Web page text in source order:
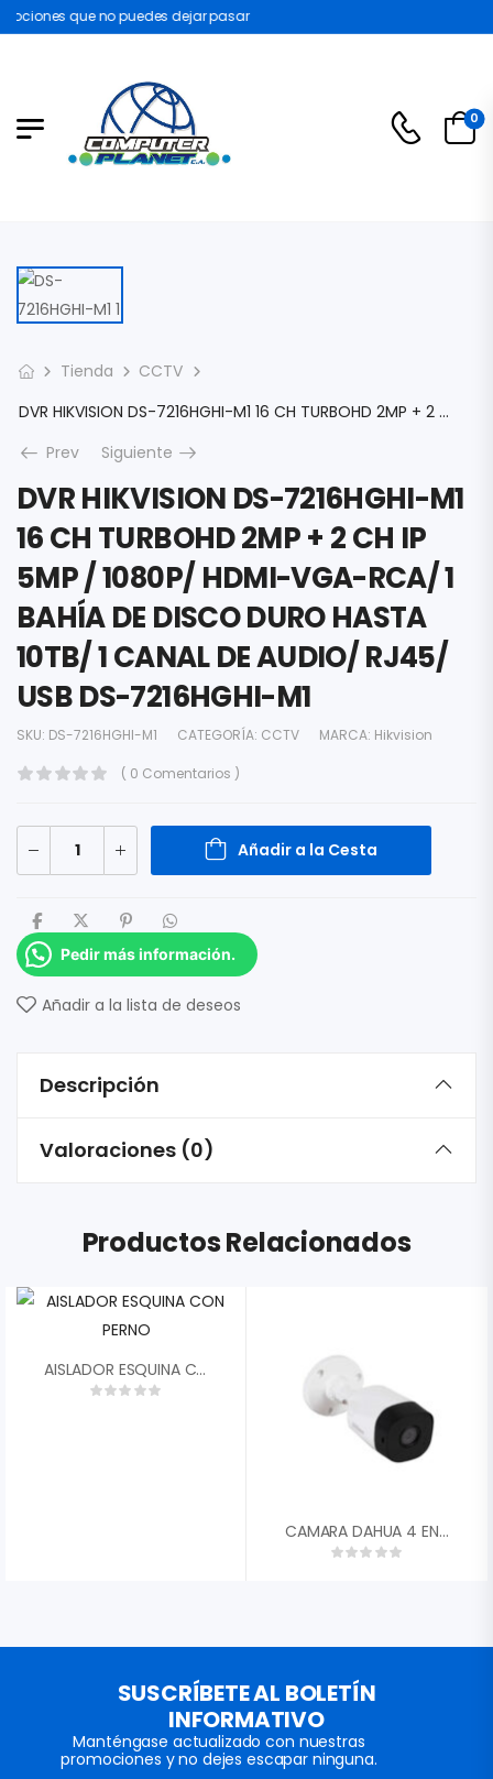
que no puedes dejar pasar
0
Tienda
CCTV
DVR HIKVISION DS-7216HGHI-M1 16 CH TURBOHD 2MP + 2 CH IP 5MP / 1080P/ HDMI-VGA-RCA/ 1 BAHÍA DE DISCO DURO HASTA 10TB/ 1 CANAL DE AUDIO/ RJ45/ USB DS-7216HGHI-M1
Prev
Siguiente
DVR HIKVISION DS-7216HGHI-M1
16 CH TURBOHD 2MP + 2 CH IP
5MP / 1080P/ HDMI-VGA-RCA/ 1
BAHÍA DE DISCO DURO HASTA
10TB/ 1 CANAL DE AUDIO/ RJ45/
USB DS-7216HGHI-M1
SKU: DS-7216HGHI-M1 CATEGORÍA: CCTV MARCA: Hikvision
( 0 Comentarios )
Añadir a la Cesta
Pedir más información.
Añadir a la lista de deseos
Descripción
Valoraciones (0)
Productos Relacionados
AISLADOR ESQUINA CON PERNO
CAMARA DAHUA 4 EN 1 1/2,7 CMOS 5MP 20FPS TIPO BALA METALICA 2,8MM FOV 93░ DWDR IR 20M IP6 DH-HAC-B2A51N-0280B-S2″
SUSCRÍBETE AL BOLETÍN
INFORMATIVO
Manténgase actualizado con nuestras
promociones y no dejes escapar ninguna.